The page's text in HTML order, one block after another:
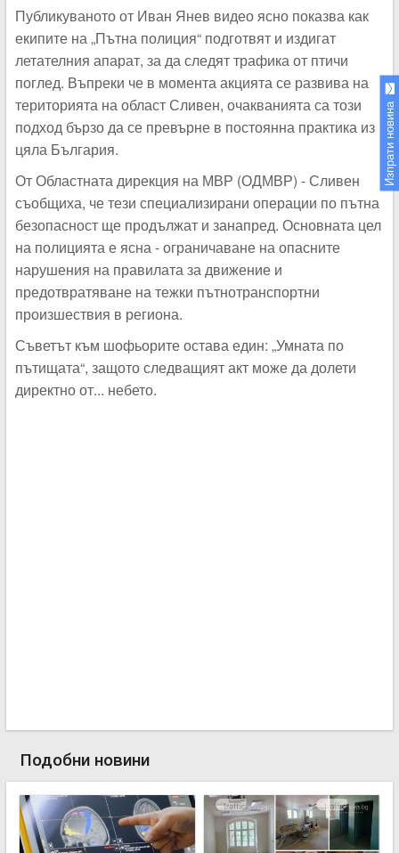
Публикуваното от Иван Янев видео ясно показва как
екипите на „Пътна полиция“ подготвят и издигат
летателния апарат, за да следят трафика от птичи
поглед. Въпреки че в момента акцията се развива на
територията на област Сливен, очакванията са този
подход бързо да се превърне в постоянна практика из
цяла България.
От Областната дирекция на МВР (ОДМВР) - Сливен
съобщиха, че тези специализирани операции по пътна
безопасност ще продължат и занапред. Основната цел
на полицията е ясна - ограничаване на опасните
нарушения на правилата за движение и
предотвратяване на тежки пътнотранспортни
произшествия в региона.
Съветът към шофьорите остава един: „Умната по
пътищата“, защото следващият акт може да долети
директно от... небето.
Подобни новини
Изпрати новина